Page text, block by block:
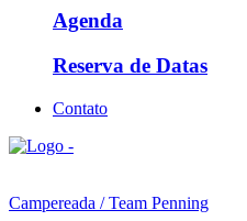
Agenda
Reserva de Datas
Contato
Campereada / Team Penning